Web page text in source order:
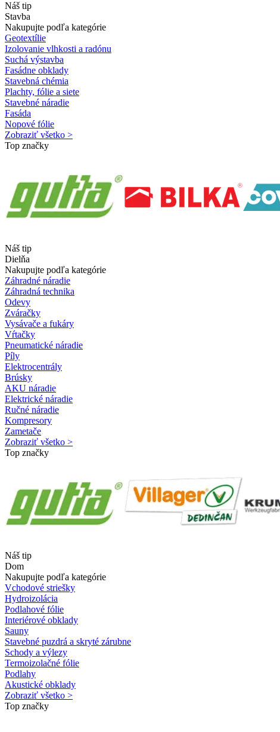
Náš tip
Stavba
Nakupujte podľa kategórie
Geotextílie
Izolovanie vlhkosti a radónu
Suchá výstavba
Fasádne obklady
Stavebná chémia
Plachty, fólie a siete
Stavebné náradie
Fasáda
Nopové fólie
Zobraziť všetko >
Top značky
Náš tip
Dielňa
Nakupujte podľa kategórie
Záhradné náradie
Záhradná technika
Odevy
Zváračky
Vysávače a fukáry
Vŕtačky
Pneumatické náradie
Píly
Elektrocentrály
Brúsky
AKU náradie
Elektrické náradie
Ručné náradie
Kompresory
Zametače
Zobraziť všetko >
Top značky
Náš tip
Dom
Nakupujte podľa kategórie
Vchodové striešky
Hydroizolácia
Podlahové fólie
Interiérové obklady
Sauny
Stavebné puzdrá a skryté zárubne
Schody a výlezy
Termoizolačné fólie
Podlahy
Akustické obklady
Zobraziť všetko >
Top značky